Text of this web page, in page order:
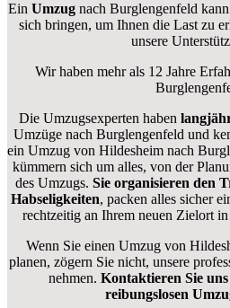
Ein Umzug nach Burglengenfeld
sich bringen, um Ihnen die Last zu
unsere
Wir haben mehr als 12 Jahre
Die Umzugsexperten haben
Umzüge nach Burglengenfeld und
ein Umzug von Hildesheim nach
kümmern sich um alles, von der
des Umzugs. Sie organisieren den
Habseligkeiten, packen alles sicher
rechtzeitig an Ihrem neuen Zielort
Wenn Sie einen Umzug von
planen, zögern Sie nicht, unsere
nehmen. Kontaktieren Sie uns
reibungslosen